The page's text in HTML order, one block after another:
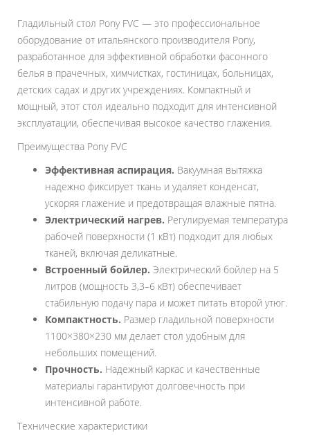
Гладильный стол Pony FVC — это профессиональное
оборудование от итальянского производителя Pony,
разработанное для эффективной обработки фасонного
белья в прачечных, химчистках, гостиницах, больницах,
детских садах и других учреждениях. Компактный и
мощный, этот стол идеально подходит для интенсивной
эксплуатации, обеспечивая высокое качество глажения.
Преимущества Pony FVC
Эффективная аспирация. Вакуумная вытяжка
надежно фиксирует ткань и удаляет конденсат,
ускоряя глажение и предотвращая влажные пятна.
Электрический нагрев. Регулируемая температура
рабочей поверхности (1 кВт) подходит для любых
тканей, включая деликатные.
Встроенный бойлер. Электрический бойлер на 5
литров (мощность 3,3–6 кВт) обеспечивает
стабильную подачу пара и может питать второй утюг.
Компактность. Размер гладильной поверхности
1100×380×230 мм делает стол удобным для
небольших помещений.
Прочность. Надежный каркас и качественные
материалы гарантируют долговечность при
интенсивной работе.
Технические характеристики